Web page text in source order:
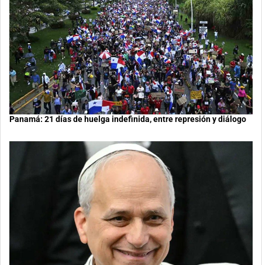
Panamá: 21 días de huelga indefinida, entre represión y diálogo